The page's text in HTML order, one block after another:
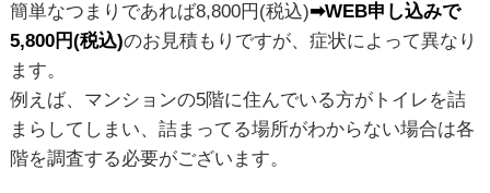
簡単なつまりであれば8,800円(税込)➡WEB申し込みで
5,800円(税込)のお見積もりですが、症状によって異なり
ます。
例えば、マンションの5階に住んでいる方がトイレを詰
まらしてしまい、詰まってる場所がわからない場合は各
階を調査する必要がございます。